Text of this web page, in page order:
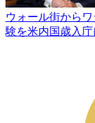
ウォール街から
験を米内国歳入